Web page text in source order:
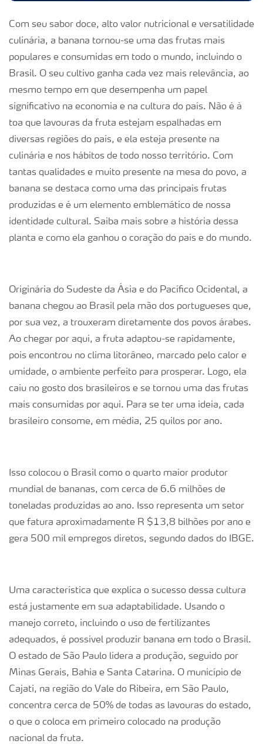
Com seu sabor doce, alto valor nutricional e versatilidade
culinária, a banana tornou-se uma das frutas mais
populares e consumidas em todo o mundo, incluindo o
Brasil. O seu cultivo ganha cada vez mais relevância, ao
mesmo tempo em que desempenha um papel
significativo na economia e na cultura do país. Não é à
toa que lavouras da fruta estejam espalhadas em
diversas regiões do país, e ela esteja presente na
culinária e nos hábitos de todo nosso território. Com
tantas qualidades e muito presente na mesa do povo, a
banana se destaca como uma das principais frutas
produzidas e é um elemento emblemático de nossa
identidade cultural. Saiba mais sobre a história dessa
planta e como ela ganhou o coração do país e do mundo.
Originária do Sudeste da Ásia e do Pacífico Ocidental, a
banana chegou ao Brasil pela mão dos portugueses que,
por sua vez, a trouxeram diretamente dos povos árabes.
Ao chegar por aqui, a fruta adaptou-se rapidamente,
pois encontrou no clima litorâneo, marcado pelo calor e
umidade, o ambiente perfeito para prosperar. Logo, ela
caiu no gosto dos brasileiros e se tornou uma das frutas
mais consumidas por aqui. Para se ter uma ideia, cada
brasileiro consome, em média, 25 quilos por ano.
Isso colocou o Brasil como o quarto maior produtor
mundial de bananas, com cerca de 6.6 milhões de
toneladas produzidas ao ano. Isso representa um setor
que fatura aproximadamente R $13,8 bilhões por ano e
gera 500 mil empregos diretos, segundo dados do IBGE.
Uma característica que explica o sucesso dessa cultura
está justamente em sua adaptabilidade. Usando o
manejo correto, incluindo o uso de fertilizantes
adequados, é possível produzir banana em todo o Brasil.
O estado de São Paulo lidera a produção, seguido por
Minas Gerais, Bahia e Santa Catarina. O município de
Cajati, na região do Vale do Ribeira, em São Paulo,
concentra cerca de 50% de todas as lavouras do estado,
o que o coloca em primeiro colocado na produção
nacional da fruta.